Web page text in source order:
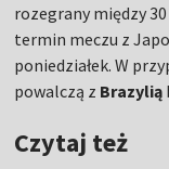
rozegrany między
termin meczu z
poniedziałek. W
powalczą z Brazylią
Czytaj też